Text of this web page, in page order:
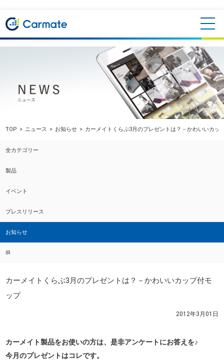
TOP ニュース お知らせ カーメイトくらぶ3月のプレゼントは？－かわいいカッ
全カテゴリー
製品
イベント
プレスリリース
お知らせ
IR
カーメイトくらぶ3月のプレゼントは？－かわいいカップ付モ
ップ
2012年3月01日
カーメイト製品をお使いの方は、是非アンケートにお答えを♪
今月のプレゼントはコレです。